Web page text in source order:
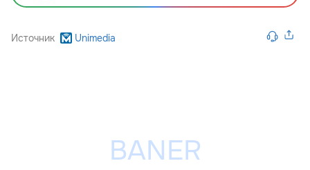
Источник Unimedia